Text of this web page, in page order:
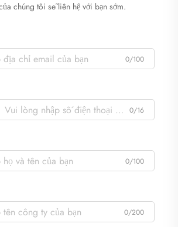
chúng tôi sẽ liên hệ với bạn sớm.
0/100
0/16
0/100
0/200